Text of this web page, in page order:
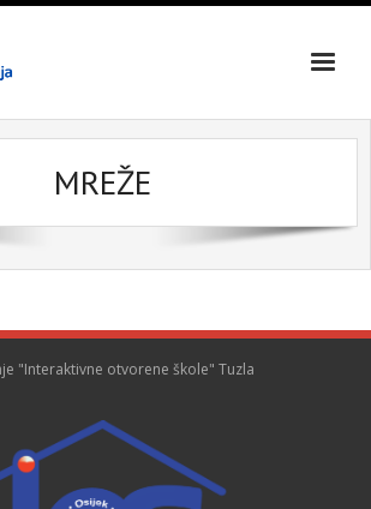
MREŽE
"Interaktivne otvorene škole" Tuzla